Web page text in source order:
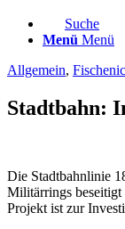
Suche
Menü Menü
Allgemein,
Stadtbahn:
Die Stadtbahnlinie
Militärrings
Projekt ist zur